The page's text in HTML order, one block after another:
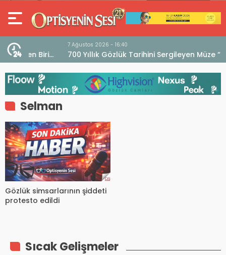
7 Ağustos 2026 - 16:40
700 Yıllık Gözlük Tarihini Sergileyen Müze “Museo
dell’Occhiale”
Selman
Gözlük simsarlarının şiddeti
protesto edildi
Sıcak Gelişmeler